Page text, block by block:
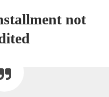
not